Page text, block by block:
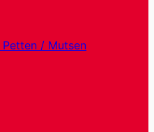
Petten / Mutsen